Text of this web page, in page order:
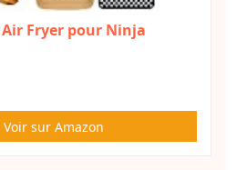
Fryer pour Ninja
Voir sur Amazon